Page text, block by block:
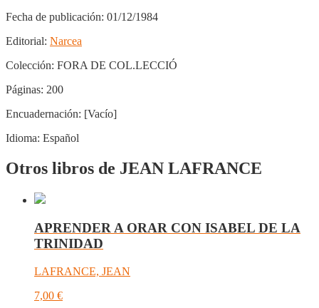
Fecha de publicación: 01/12/1984
Editorial: Narcea
Colección: FORA DE COL.LECCIÓ
Páginas: 200
Encuadernación: [Vacío]
Idioma: Español
Otros libros de JEAN LAFRANCE
APRENDER A ORAR CON ISABEL DE LA
TRINIDAD
LAFRANCE, JEAN
7,00 €